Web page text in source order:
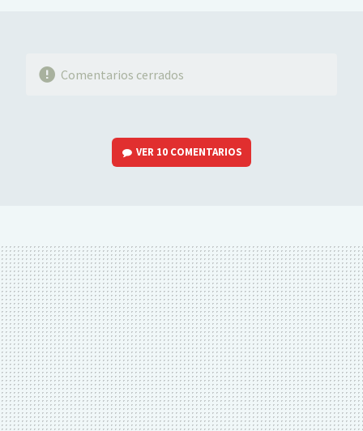
Comentarios cerrados
VER 10 COMENTARIOS